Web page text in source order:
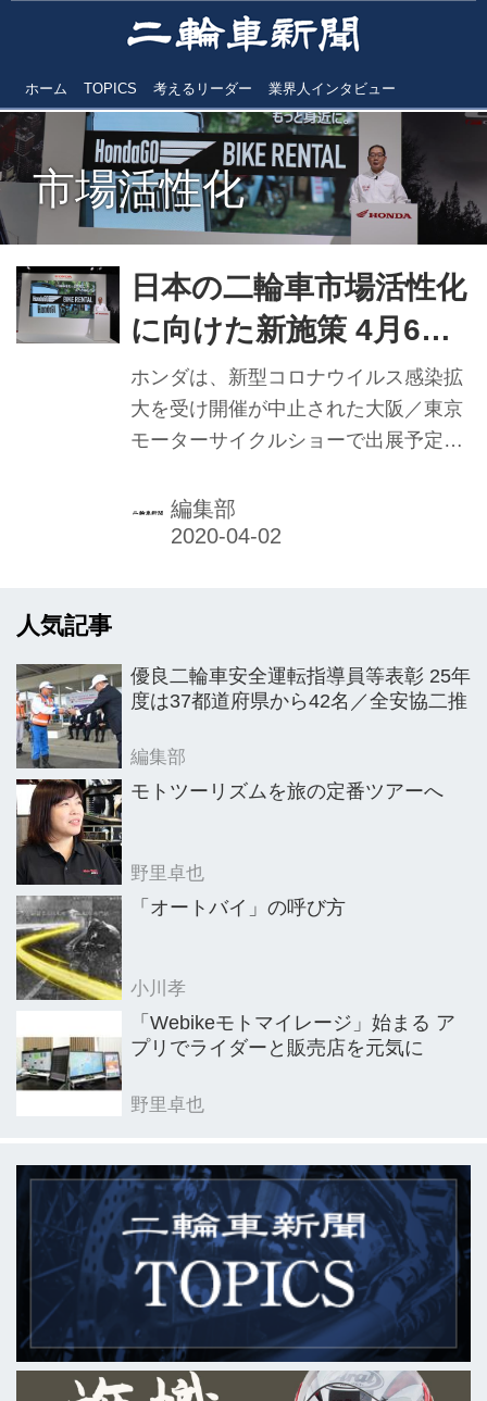
ホーム TOPICS 考えるリーダー 業界人インタビュー
市場活性化
日本の二輪車市場活性化
に向けた新施策 4月6日
から「Honda Go バイ
クレンタル」全国展開
ホンダは、新型コロナウイルス感染拡
大を受け開催が中止された大阪／東京
モーターサイクルショーで出展予定だ
スペースに再現。バーチャルモーター
サイクルショーとして、ネットで公開
編集部
人気記事
優良二輪車安全運転指導員等表彰 25年
度は37都道府県から42名／全安協二推
編集部
モトツーリズムを旅の定番ツアーへ
野里卓也
「オートバイ」の呼び方
小川孝
「Webikeモトマイレージ」始まる ア
プリでライダーと販売店を元気に
野里卓也